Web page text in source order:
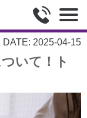
DATE: 2025-04-15
いて！ト